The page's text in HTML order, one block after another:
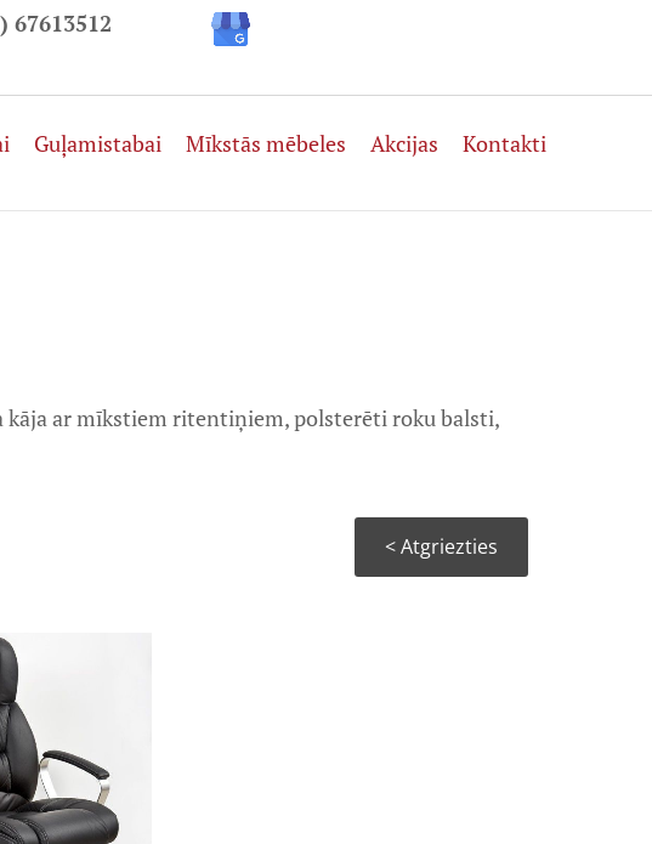
67613512
Guļamistabai Mīkstās mēbeles Akcijas Kontakti
kāja ar mīkstiem ritentiņiem, polsterēti roku balsti,
< Atgriezties